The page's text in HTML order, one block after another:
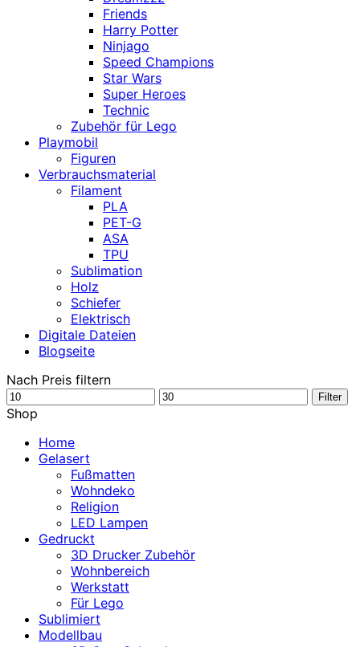
Friends
Harry Potter
Ninjago
Speed Champions
Star Wars
Super Heroes
Technic
Zubehör für Lego
Playmobil
Figuren
Verbrauchsmaterial
Filament
PLA
PET-G
ASA
TPU
Sublimation
Holz
Schiefer
Elektrisch
Digitale Dateien
Blogseite
Nach Preis filtern
Min.
Preis
Max.
Filter
Shop
Home
Gelasert
Fußmatten
Wohndeko
Religion
LED Lampen
Gedruckt
3D Drucker Zubehör
Wohnbereich
Werkstatt
Für Lego
Sublimiert
Modellbau